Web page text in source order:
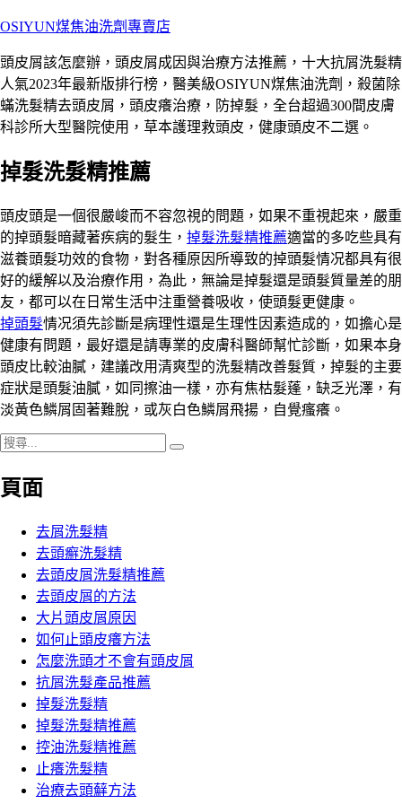
跳
主
要
內
容
OSIYUN煤焦油洗劑專賣店
頭皮屑該怎麼辦，頭皮屑成因與治療方法推薦，十大抗屑洗髮精
人氣2023年最新版排行榜，醫美級OSIYUN煤焦油洗劑，殺菌除
蟎洗髮精去頭皮屑，頭皮癢治療，防掉髮，全台超過300間皮膚
科診所大型醫院使用，草本護理救頭皮，健康頭皮不二選。
掉髮洗髮精推薦
頭皮頭是一個很嚴峻而不容忽視的問題，如果不重視起來，嚴重
的掉頭髮暗藏著疾病的髮生， 掉髮洗髮精推薦適當的多吃些具有
滋養頭髮功效的食物，對各種原因所導致的掉頭髮情况都具有很
好的緩解以及治療作用，為此，無論是掉髮還是頭髮質量差的朋
友，都可以在日常生活中注重營養吸收，使頭髮更健康。
掉頭髮情况須先診斷是病理性還是生理性因素造成的，如擔心是
健康有問題，最好還是請專業的皮膚科醫師幫忙診斷，如果本身
頭皮比較油膩，建議改用清爽型的洗髮精改善髮質，掉髮的主要
症狀是頭髮油膩，如同擦油一樣，亦有焦枯髮蓬，缺乏光澤，有
淡黃色鱗屑固著難脫，或灰白色鱗屑飛揚，自覺瘙癢。
搜
關
頁面
去屑洗髮精
去頭癬洗髮精
去頭皮屑洗髮精推薦
去頭皮屑的方法
大片頭皮屑原因
如何止頭皮癢方法
怎麼洗頭才不會有頭皮屑
抗屑洗髮產品推薦
掉髮洗髮精
掉髮洗髮精推薦
控油洗髮精推薦
止癢洗髮精
治療去頭蘚方法